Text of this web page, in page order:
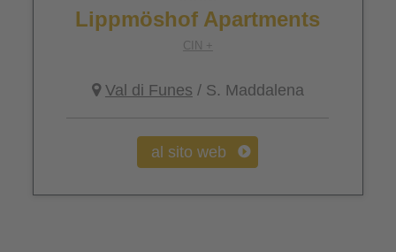
Lippmöshof Apartments
CIN +
Val di Funes / S. Maddalena
al sito web